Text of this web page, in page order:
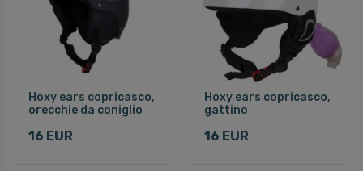
Hoxy ears copricasco,
orecchie da coniglio
16 EUR
Hoxy ears copricasco,
gattino
16 EUR